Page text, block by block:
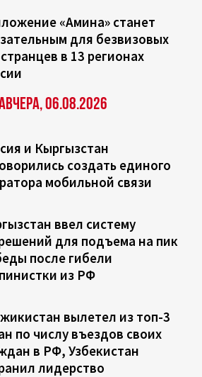
«Амина» станет
для безвизовых
в 13 регионах
06.08.2026
и Кыргызстан
создать единого
мобильной связи
ввел систему
для подъема на пик
после гибели
из РФ
вылетел из топ-3
по числу въездов своих
в РФ, Узбекистан
лидерство